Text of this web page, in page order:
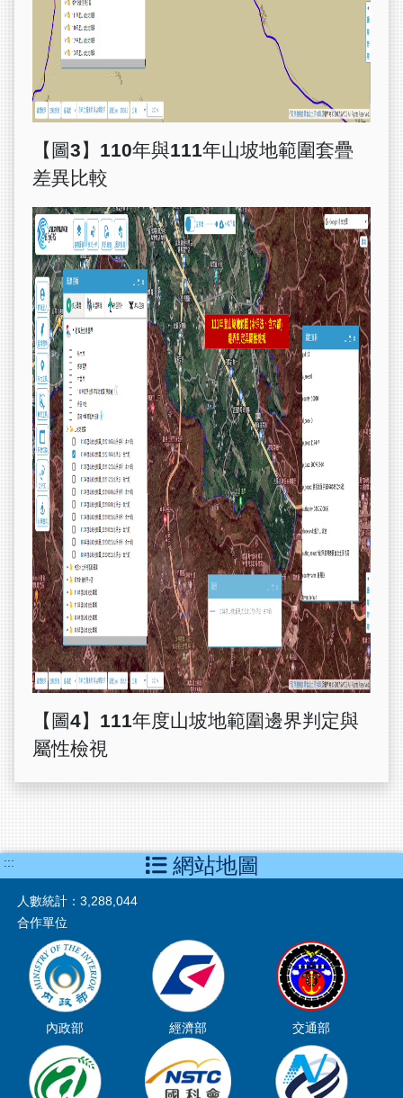
【圖3】110年與111年山坡地範圍套疊
差異比較
【圖4】111年度山坡地範圍邊界判定與
屬性檢視
::: 網站地圖
人數統計： 3,288,044
合作單位
內政部 經濟部 交通部